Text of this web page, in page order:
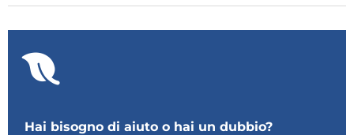
Hai bisogno di aiuto o hai un dubbio?